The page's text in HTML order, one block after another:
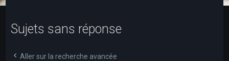
Sujets sans réponse
Aller sur la recherche avancée